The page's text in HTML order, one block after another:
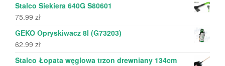
Stalco Siekiera 640G S80601
75.99 zł
GEKO Opryskiwacz 8l (G73203)
62.99 zł
Stalco Łopata węglowa trzon drewniany 134cm